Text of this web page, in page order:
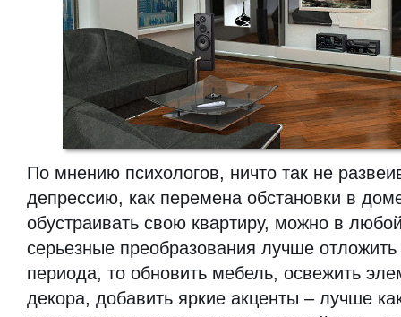
По мнению психологов, ничто так не
депрессию, как перемена обстановки в
обустраивать свою квартиру, можно в
серьезные преобразования лучше отложить
периода, то обновить мебель, освежить
декора, добавить яркие акценты – лучше